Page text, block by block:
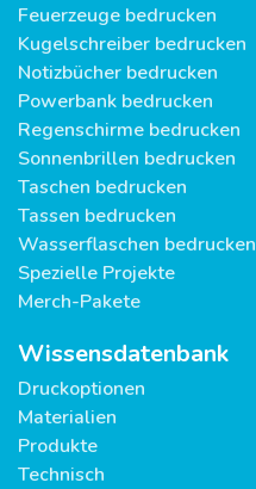
Feuerzeuge bedrucken
Kugelschreiber bedrucken
Notizbücher bedrucken
Powerbank bedrucken
Regenschirme bedrucken
Sonnenbrillen bedrucken
Taschen bedrucken
Tassen bedrucken
Wasserflaschen bedrucken
Spezielle Projekte
Merch-Pakete
Wissensdatenbank
Druckoptionen
Materialien
Produkte
Technisch